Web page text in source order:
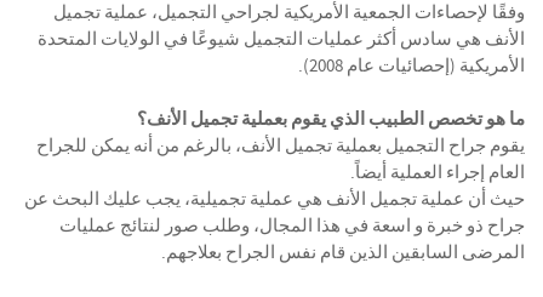
وفقًا لإحصاءات الجمعية الأمريكية لجراحي التجميل، عملية تجميل
الأنف هي سادس أكثر عمليات التجميل شيوعًا في الولايات المتحدة
الأمريكية (إحصائيات عام 2008).
ما هو تخصص الطبيب الذي يقوم بعملية تجميل الأنف؟
يقوم جراح التجميل بعملية تجميل الأنف، بالرغم من أنه يمكن للجراح
العام إجراء العملية أيضاً.
حيث أن عملية تجميل الأنف هي عملية تجميلية، يجب عليك البحث عن
جراح ذو خبرة و اسعة في هذا المجال، وطلب صور لنتائج عمليات
المرضى السابقين الذين قام نفس الجراح بعلاجهم.